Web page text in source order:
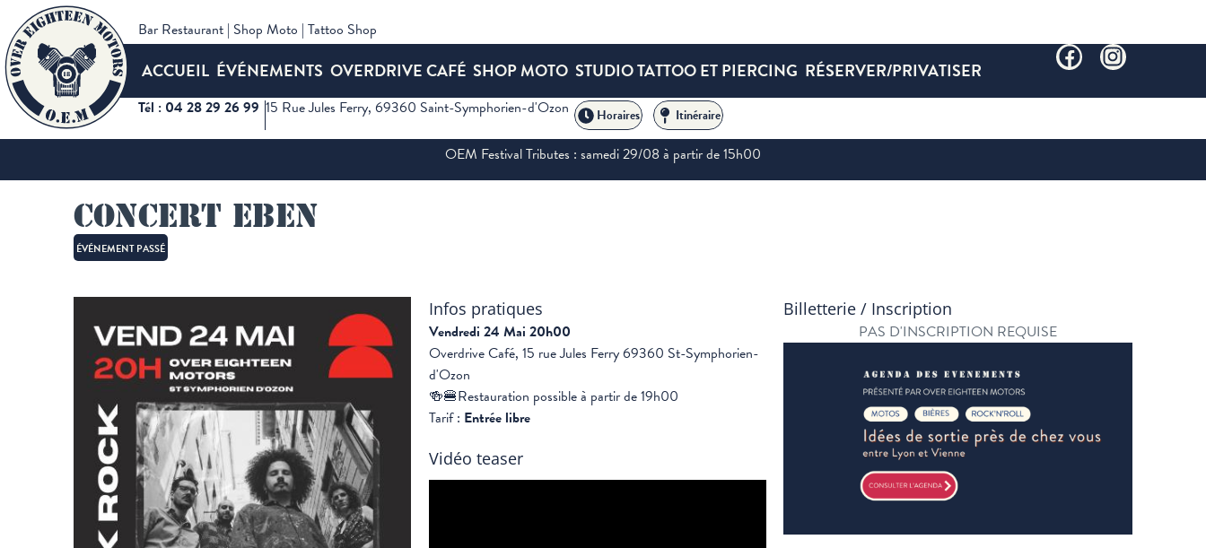
Bar Restaurant | Shop Moto | Tattoo Shop
ACCUEIL ÉVÉNEMENTS OVERDRIVE CAFÉ SHOP MOTO STUDIO TATTOO ET PIERCING RÉSERVER/PRIVATISER
Tél : 04 28 29 26 99 15 Rue Jules Ferry, 69360 Saint-Symphorien-d'Ozon Horaires Itinéraire
Accueil Événements Concert Eben
OEM Festival Tributes : samedi 29/08 à partir de 15h00
Concert Eben
ÉVÉNEMENT PASSÉ
Infos pratiques
Vendredi 24 Mai 20h00
Overdrive Café, 15 rue Jules Ferry 69360 St-Symphorien-
d'Ozon
🍻🍔Restauration possible à partir de 19h00
Tarif : Entrée libre
Vidéo teaser
Billetterie / Inscription
PAS D'INSCRIPTION REQUISE